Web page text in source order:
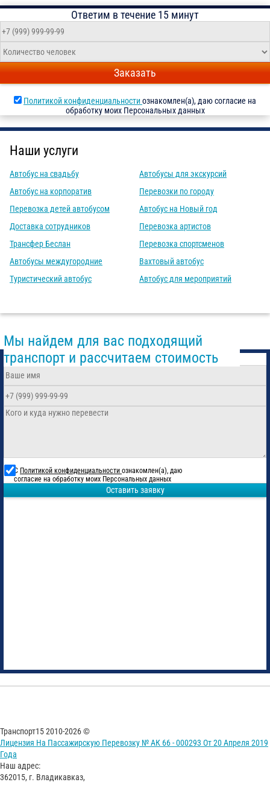
Ответим в течение 15 минут
Заказать
Политикой конфиденциальностиознакомлен(а), даю согласие на
обработку моих Персональных данных
Наши услуги
Автобус на свадьбу
Автобус на корпоратив
Перевозка детей автобусом
Доставка сотрудников
Трансфер Беслан
Автобусы междугородние
Туристический автобус
Автобусы для экскурсий
Перевозки по городу
Автобус на Новый год
Перевозка артистов
Перевозка спортсменов
Вахтовый автобус
Автобус для мероприятий
Мы найдем для вас подходящий
транспорт и рассчитаем стоимость
С Политикой конфиденциальности ознакомлен(а), даю
согласие на обработку моих Персональных данных
Оставить заявку
Транспорт15 2010-2026 ©
Лицензия На Пассажирскую Перевозку № АК 66 - 000293 От 20 Апреля 2019
Года
Наш адрес:
362015, г. Владикавказ,